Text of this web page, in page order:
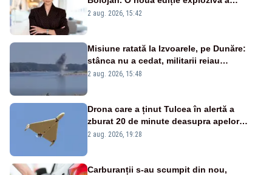
emisiunii „Miza Zilei” la Realitatea PLUS
2 aug. 2026, 15:42
Misiune ratată la Izvoarele, pe Dunăre:
stânca nu a cedat, militarii reiau
detonările luni – VIDEO
2 aug. 2026, 15:48
Drona care a ținut Tulcea în alertă a
zburat 20 de minute deasupra apelor
României. Au fost ridicate două F-16
2 aug. 2026, 19:28
Carburanții s-au scumpit din nou,